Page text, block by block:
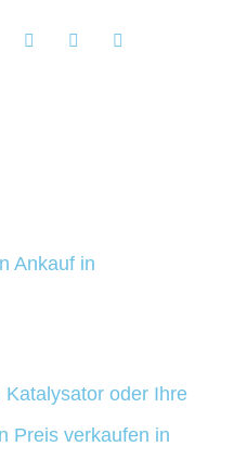
Ankauf in
oder Ihre
Preis verkaufen in